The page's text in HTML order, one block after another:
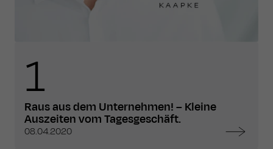
1
Raus aus dem Unternehmen! – Kleine
Auszeiten vom Tagesgeschäft.
08.04.2020